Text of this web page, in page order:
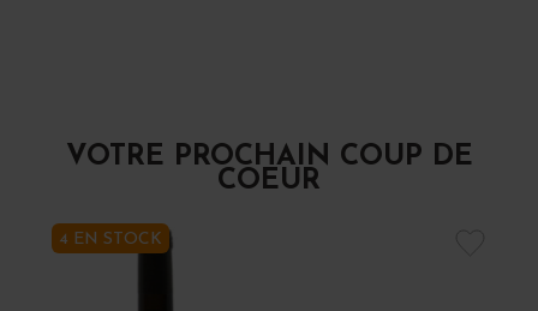
VOTRE PROCHAIN COUP DE
COEUR
4 EN STOCK